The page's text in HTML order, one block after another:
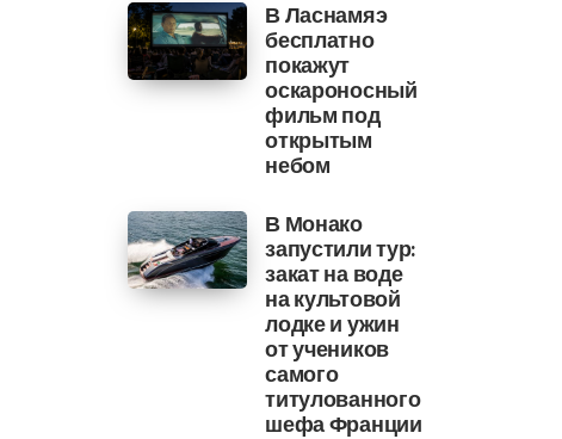
В Ласнамяэ
бесплатно
покажут
оскароносный
фильм под
открытым
небом
В Монако
запустили тур:
закат на воде
на культовой
лодке и ужин
от учеников
самого
титулованного
шефа Франции